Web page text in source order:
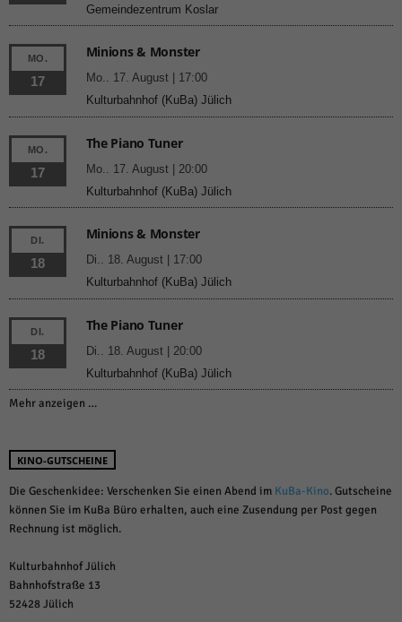
Gemeindezentrum Koslar
MO.
17
Minions & Monster
Mo.. 17. August | 17:00
Kulturbahnhof (KuBa) Jülich
MO.
17
The Piano Tuner
Mo.. 17. August | 20:00
Kulturbahnhof (KuBa) Jülich
DI.
18
Minions & Monster
Di.. 18. August | 17:00
Kulturbahnhof (KuBa) Jülich
DI.
18
The Piano Tuner
Di.. 18. August | 20:00
Kulturbahnhof (KuBa) Jülich
Mehr anzeigen …
KINO-GUTSCHEINE
Die Geschenkidee: Verschenken Sie einen Abend im KuBa-Kino. Gutscheine
können Sie im KuBa Büro erhalten, auch eine Zusendung per Post gegen
Rechnung ist möglich.
Kulturbahnhof Jülich
Bahnhofstraße 13
52428 Jülich